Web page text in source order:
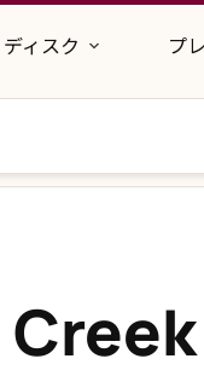
ディスク プ